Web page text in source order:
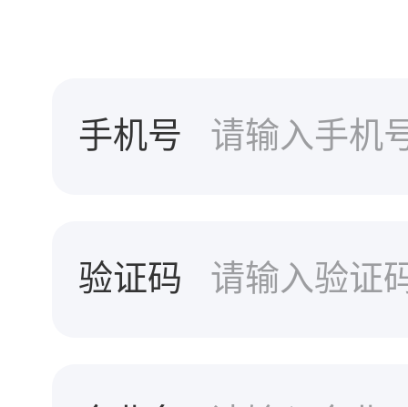
手机号
验证码